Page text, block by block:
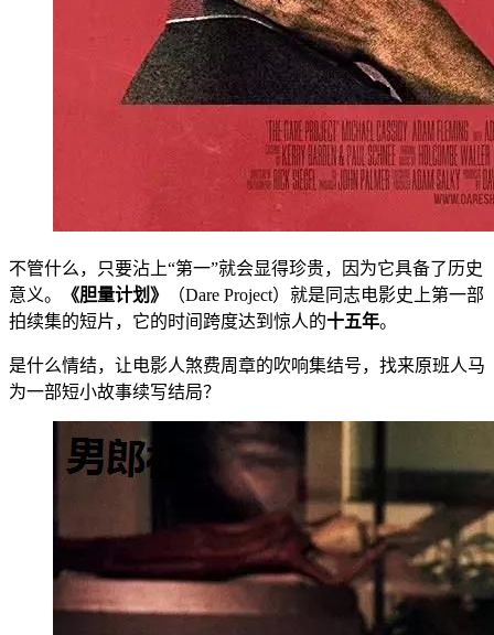
不管什么，只要沾上“第一”就会显得珍贵，因为它具备了历史
意义。
《胆量计划》
（Dare Project）就是同志电影史上第一部
拍续集的短片，它的时间跨度达到惊人的十五年。
是什么情结，让电影人煞费周章的吹响集结号，找来原班人马
为一部短小故事续写结局？